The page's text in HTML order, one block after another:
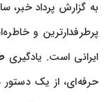
به گزارش پرداد خبر،
پرطرفدارترین و
ایرانی است. یادگیری
حرفه‌ای، از یک دستور